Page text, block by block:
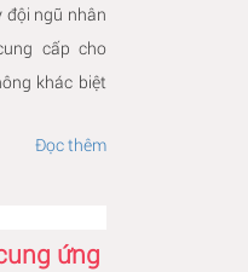
đội ngũ nhân
cấp cho
khác biệt
Đọc thêm
ứng